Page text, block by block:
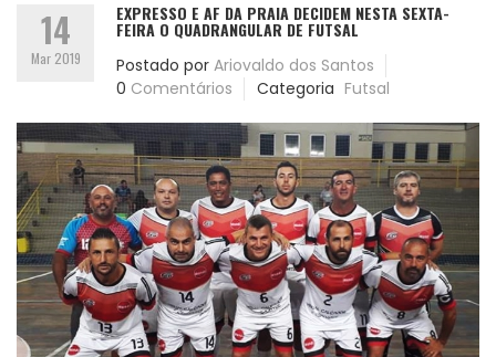
14
Mar 2019
EXPRESSO E AF DA PRAIA DECIDEM NESTA SEXTA-
FEIRA O QUADRANGULAR DE FUTSAL
Postado por Ariovaldo dos Santos
0 Comentários Categoria Futsal